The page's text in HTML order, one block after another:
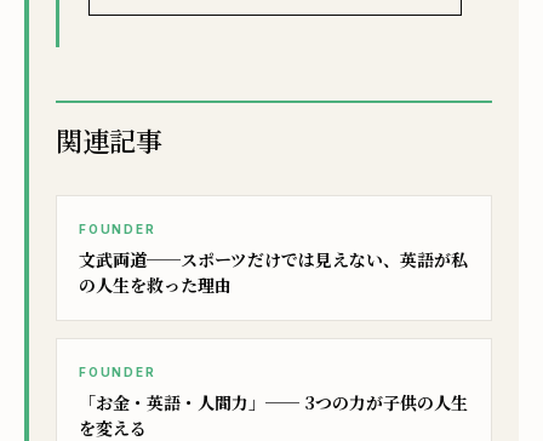
関連記事
FOUNDER
文武両道──スポーツだけでは見えない、英語が私
の人生を救った理由
FOUNDER
「お金・英語・人間力」── 3つの力が子供の人生
を変える